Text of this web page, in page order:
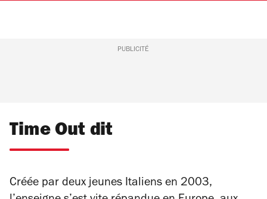
PUBLICITÉ
Time Out dit
Créée par deux jeunes Italiens en 2003,